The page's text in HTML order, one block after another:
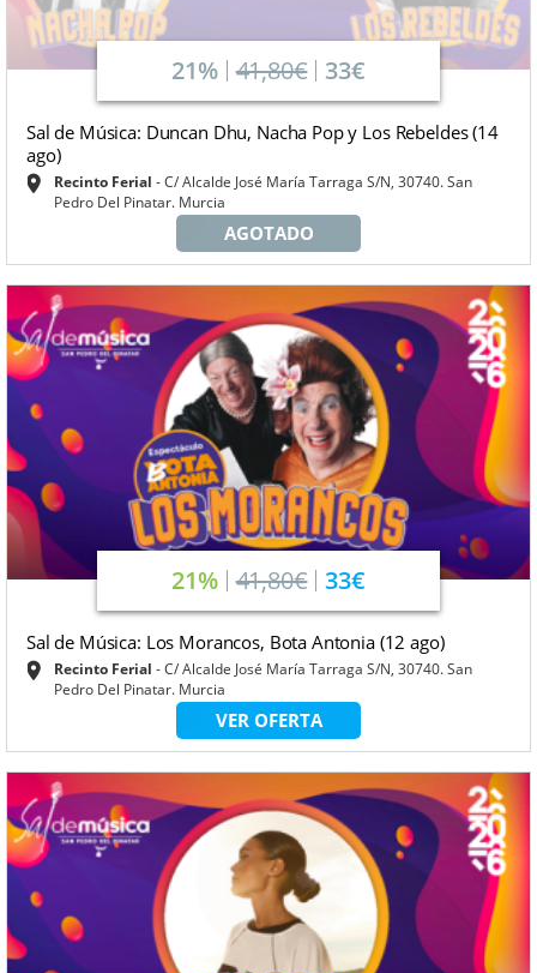
21% 41,80€ 33€
Sal de Música: Duncan Dhu, Nacha Pop y Los Rebeldes (14
ago)
Recinto Ferial
C/ Alcalde José María Tarraga S/N, 30740. San
Pedro Del Pinatar. Murcia
AGOTADO
21% 41,80€ 33€
Sal de Música: Los Morancos, Bota Antonia (12 ago)
Recinto Ferial
C/ Alcalde José María Tarraga S/N, 30740. San
Pedro Del Pinatar. Murcia
VER OFERTA